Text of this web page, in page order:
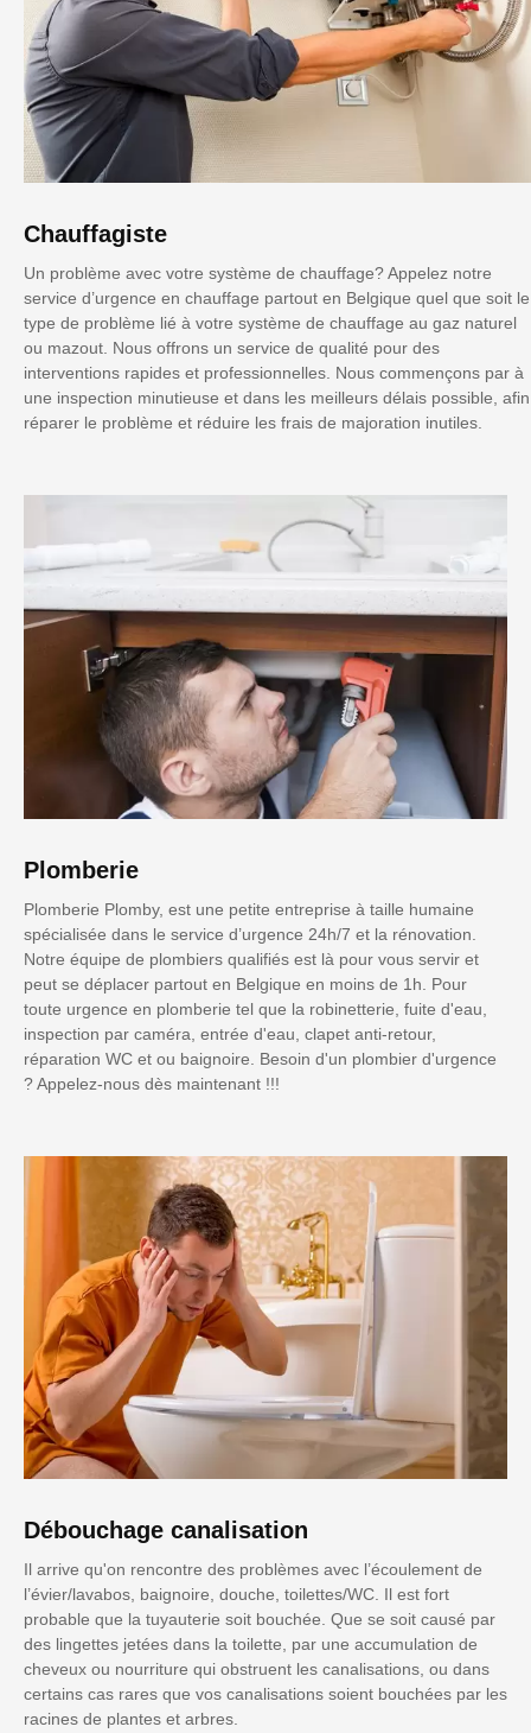
Chauffagiste
Un problème avec votre système de chauffage? Appelez notre
service d’urgence en chauffage partout en Belgique quel que soit le
type de problème lié à votre système de chauffage au gaz naturel
ou mazout. Nous offrons un service de qualité pour des
interventions rapides et professionnelles. Nous commençons par à
une inspection minutieuse et dans les meilleurs délais possible, afin
réparer le problème et réduire les frais de majoration inutiles.
Plomberie
Plomberie Plomby, est une petite entreprise à taille humaine
spécialisée dans le service d’urgence 24h/7 et la rénovation.
Notre équipe de plombiers qualifiés est là pour vous servir et
peut se déplacer partout en Belgique en moins de 1h. Pour
toute urgence en plomberie tel que la robinetterie, fuite d'eau,
inspection par caméra, entrée d'eau, clapet anti-retour,
réparation WC et ou baignoire. Besoin d'un plombier d'urgence
? Appelez-nous dès maintenant !!!
Débouchage canalisation
Il arrive qu'on rencontre des problèmes avec l’écoulement de
l’évier/lavabos, baignoire, douche, toilettes/WC. Il est fort
probable que la tuyauterie soit bouchée. Que se soit causé par
des lingettes jetées dans la toilette, par une accumulation de
cheveux ou nourriture qui obstruent les canalisations, ou dans
certains cas rares que vos canalisations soient bouchées par les
racines de plantes et arbres.